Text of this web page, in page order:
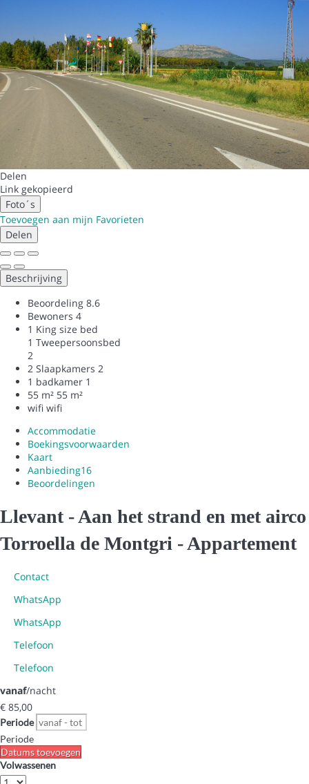
Delen
Link gekopieerd
Foto´s
Toevoegen aan mijn Favorieten
Delen
Beschrijving
Beoordeling 8.6
Bewoners 4
1 King size bed
1 Tweepersoonsbed
2
2 Slaapkamers 2
1 badkamer 1
55 m² 55 m²
wifi wifi
Accommodatie
Boekingsvoorwaarden
Kaart
Aanbieding16
Beoordelingen
Llevant - Aan het strand en met airco
Torroella de Montgri -Appartement
Contact
WhatsApp
WhatsApp
Telefoon
Telefoon
vanaf/nacht
€ 85,00
Periode
Periode
Datums toevoegen
Volwassenen